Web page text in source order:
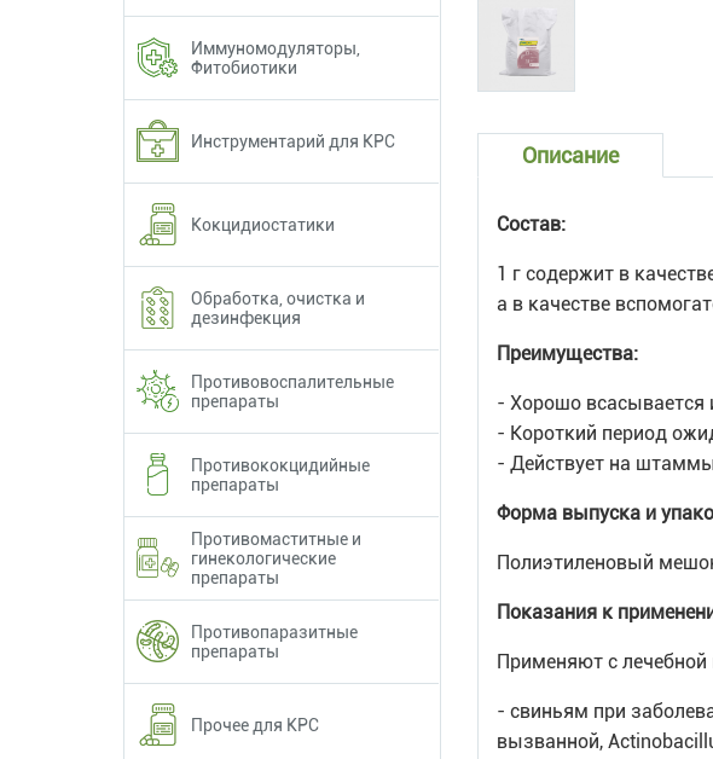
Описание
Состав:
1 г содержит в
а в качестве
Преимущества:
- Хорошо всасывается
- Короткий период
- Действует на
Форма выпуска и
Полиэтиленовый
Показания к
Применяют с
- свиньям при
вызванной,
Иммуномодуляторы,
Фитобиотики
Инструментарий для КРС
Кокцидиостатики
Обработка, очистка и
дезинфекция
Противовоспалительные
препараты
Противококцидийные
препараты
Противомаститные и
гинекологические
препараты
Противопаразитные
препараты
Прочее для КРС